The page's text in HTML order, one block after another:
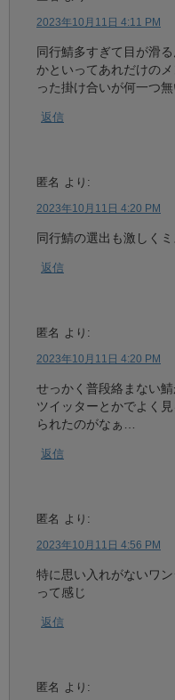
2023年10月11日 4:11 PM
同行鯖多すぎて目が滑
かといってあれだけの
った掛け合いが何一つ
返信
匿名 より:
2023年10月11日 4:20 PM
同行鯖の選出も激しく
返信
匿名 より:
2023年10月11日 4:20 PM
せっかく普段絡まない
ツイッターとかでよく
られたのがなぁ…
返信
匿名 より:
2023年10月11日 4:56 PM
特に思い入れがないワ
って感じ
返信
匿名 より: